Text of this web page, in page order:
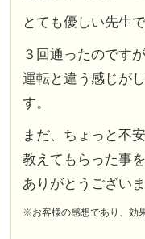
とても優しい先生
３回通ったのです
運転と違う感じが
す。
まだ、ちょっと不
教えてもらった事
ありがとうござい
※お客様の感想であり、効